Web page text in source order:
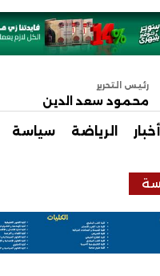
رئيس التحرير
محمود سعد الدين
أخبار الرياضة سياسة